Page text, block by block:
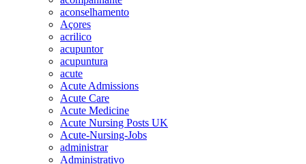
aconselhamento
Açores
acrilico
acupuntor
acupuntura
acute
Acute Admissions
Acute Care
Acute Medicine
Acute Nursing Posts UK
Acute-Nursing-Jobs
administrar
Administrativo